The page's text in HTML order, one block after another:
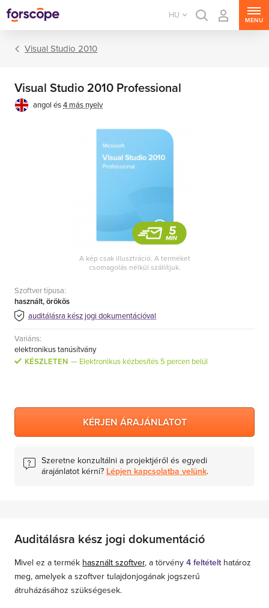
HU
MENU
Microsoft Visual Studio
Visual Studio 2010
Visual Studio 2010 Professional
angol és4 más nyelv
A kép csak illusztráció. A terméket
csomagolás nélkül szállítjuk.
Szoftver típusa:
használt, örökös
auditálásra kész jogi dokumentációval
Variáns:
elektronikus tanúsítvány
KÉSZLETEN
Elektronikus kézbesítés 5 percen belül
KÉRJEN ÁRAJÁNLATOT
Szeretne konzultálni a projektjéről és egyedi
árajánlatot kérni? Lépjen kapcsolatba velünk.
Auditálásra kész jogi dokumentáció
Mivel ez a termék használt szoftver, a törvény 4 feltételthatároz
meg, amelyek a szoftver tulajdonjogának jogszerű
átruházásához szükségesek.